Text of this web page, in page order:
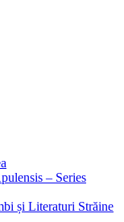
– Series
și Literaturi Străine